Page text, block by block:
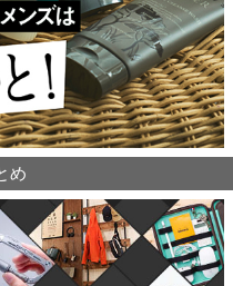
め